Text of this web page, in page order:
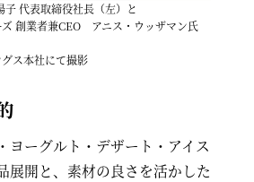
代表取締役社長（左）と
創業者兼CEO アニス・ウッザマン氏
ス本社にて撮影
ヨーグルト・デザート・アイス
展開と、素材の良さを活かした